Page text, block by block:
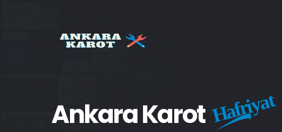
Ankara KarotHafriyat